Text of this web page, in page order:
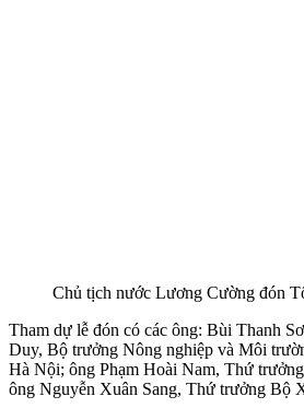
Chủ tịch nước Lương Cường đón
Tham dự lễ đón có các ông: Bùi Thanh
Duy, Bộ trưởng Nông nghiệp và Môi
Hà Nội; ông Phạm Hoài Nam, Thứ
ông Nguyễn Xuân Sang, Thứ trưởng Bộ